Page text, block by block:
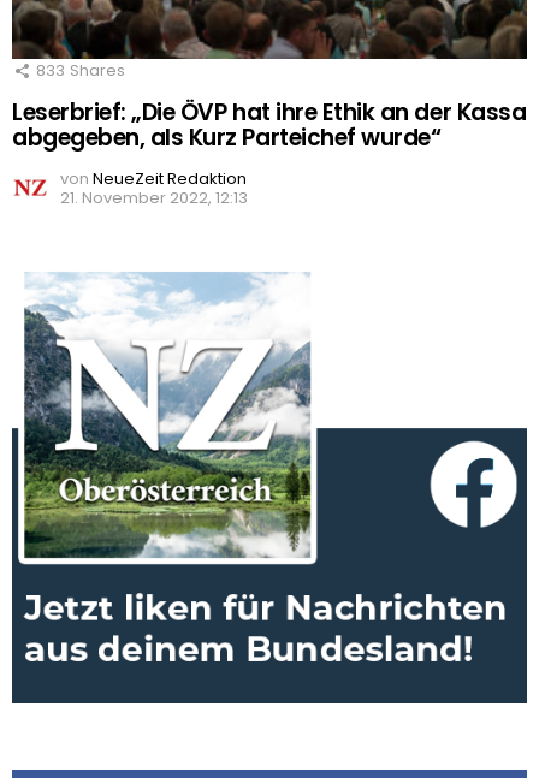
833 Shares
Leserbrief: „Die ÖVP hat ihre Ethik an der Kassa
abgegeben, als Kurz Parteichef wurde“
von NeueZeit Redaktion
21. November 2022, 12:13